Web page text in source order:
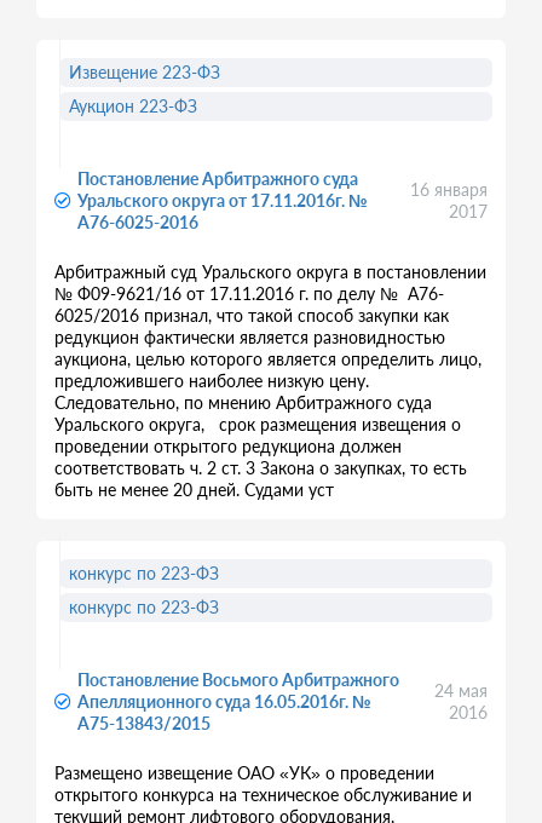
Постановление Арбитражного суда
Уральского округа от 17.11.2016г. №
A76-6025-2016
16 января
2017
Арбитражный суд Уральского округа в постановлении
№ Ф09-9621/16 от 17.11.2016 г. по делу № А76-
6025/2016 признал, что такой способ закупки как
редукцион фактически является разновидностью
аукциона, целью которого является определить лицо,
предложившего наиболее низкую цену.
Следовательно, по мнению Арбитражного суда
Уральского округа, срок размещения извещения о
проведении открытого редукциона должен
соответствовать ч. 2 ст. 3 Закона о закупках, то есть
быть не менее 20 дней. Судами уст
Извещение 223-ФЗ
Аукцион 223-ФЗ
Постановление Восьмого Арбитражного
Апелляционного суда 16.05.2016г. №
А75-13843/2015
24 мая
2016
Размещено извещение ОАО «УК» о проведении
открытого конкурса на техническое обслуживание и
текущий ремонт лифтового оборудования,
конкурс по 223-ФЗ
конкурс по 223-ФЗ